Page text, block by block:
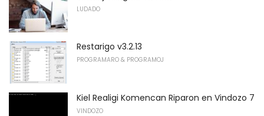
LUDADO
Restarigo v3.2.13
PROGRAMARO & PROGRAMOJ
Kiel Realigi Komencan Riparon en Vindozo 7
VINDOZO